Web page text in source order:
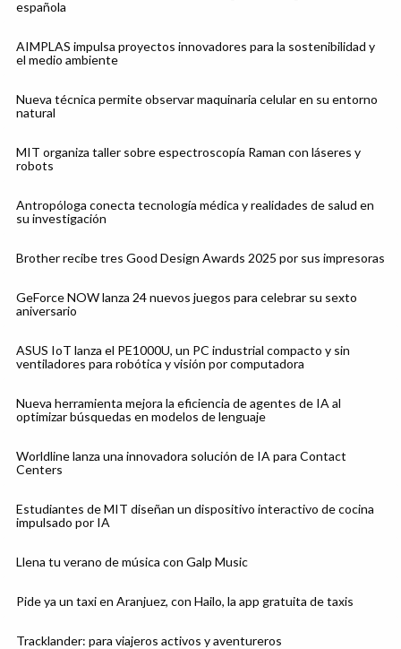
española
AIMPLAS impulsa proyectos innovadores para la sostenibilidad y
el medio ambiente
Nueva técnica permite observar maquinaria celular en su entorno
natural
MIT organiza taller sobre espectroscopía Raman con láseres y
robots
Antropóloga conecta tecnología médica y realidades de salud en
su investigación
Brother recibe tres Good Design Awards 2025 por sus impresoras
GeForce NOW lanza 24 nuevos juegos para celebrar su sexto
aniversario
ASUS IoT lanza el PE1000U, un PC industrial compacto y sin
ventiladores para robótica y visión por computadora
Nueva herramienta mejora la eficiencia de agentes de IA al
optimizar búsquedas en modelos de lenguaje
Worldline lanza una innovadora solución de IA para Contact
Centers
Estudiantes de MIT diseñan un dispositivo interactivo de cocina
impulsado por IA
Llena tu verano de música con Galp Music
Pide ya un taxi en Aranjuez, con Hailo, la app gratuita de taxis
Tracklander: para viajeros activos y aventureros